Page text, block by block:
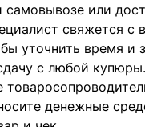
самовывозе или
свяжется с
уточнить время и
с любой
денежные